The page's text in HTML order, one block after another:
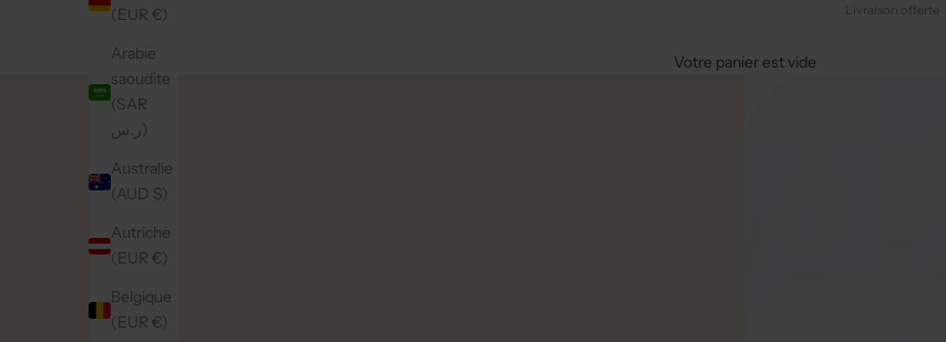
(EUR €)
Arabie
saoudite
(SAR
ر.س)
Australie
(AUD $)
Autriche
(EUR €)
Belgique
(EUR €)
Livraison offerte
Votre panier est vide